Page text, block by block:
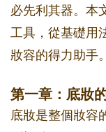
必先利其器。本
工具，從基礎用
妝容的得力助手。
第一章：底妝
底妝是整個妝容